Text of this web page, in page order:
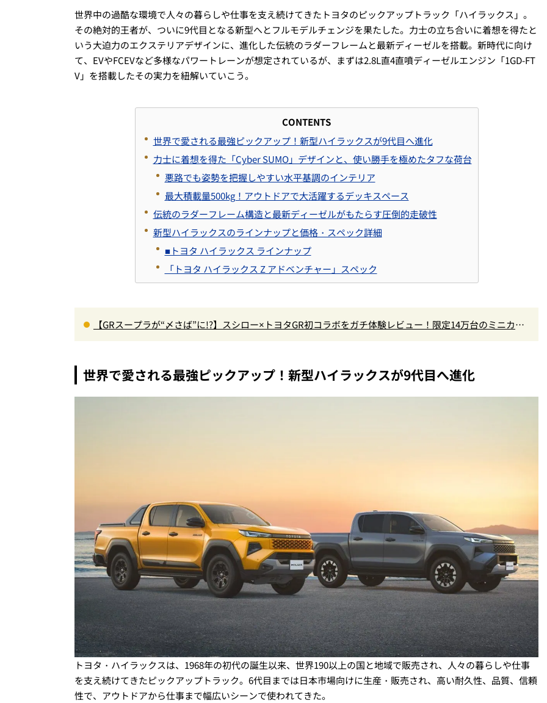
世界中の過酷な環境で人々の暮らしや仕事を支え続けてきたトヨタのピックアップトラック「ハイラックス」。
その絶対的王者が、ついに9代目となる新型へとフルモデルチェンジを果たした。力士の立ち合いに着想を得たと
いう大迫力のエクステリアデザインに、進化した伝統のラダーフレームと最新ディーゼルを搭載。新時代に向け
て、EVやFCEVなど多様なパワートレーンが想定されているが、まずは2.8L直4直噴ディーゼルエンジン「1GD-FT
V」を搭載したその実力を紐解いていこう。
CONTENTS
世界で愛される最強ピックアップ！新型ハイラックスが9代目へ進化
力士に着想を得た「Cyber SUMO」デザインと、使い勝手を極めたタフな荷台
悪路でも姿勢を把握しやすい水平基調のインテリア
最大積載量500kg！アウトドアで大活躍するデッキスペース
伝統のラダーフレーム構造と最新ディーゼルがもたらす圧倒的走破性
新型ハイラックスのラインナップと価格・スペック詳細
■トヨタ ハイラックス ラインナップ
「トヨタ ハイラックス Z アドベンチャー」スペック
【GRスープラが“〆さば”に!?】スシロー×トヨタGR初コラボをガチ体験レビュー！限定14万台のミニカー
世界で愛される最強ピックアップ！新型ハイラックスが9代目へ進化
トヨタ・ハイラックスは、1968年の初代の誕生以来、世界190以上の国と地域で販売され、人々の暮らしや仕事
を支え続けてきたピックアップトラック。6代目までは日本市場向けに生産・販売され、高い耐久性、品質、信頼
性で、アウトドアから仕事まで幅広いシーンで使われてきた。